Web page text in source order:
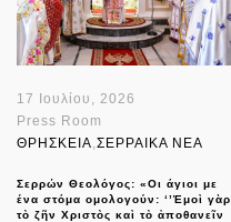
17 Ιουλίου, 2026
Press Room
ΘΡΗΣΚΕΙΑ ΣΕΡΡΑΙΚΑ ΝΕΑ
Σερρών Θεολόγος: «Οι άγιοι με
ένα στόμα ομολογούν: ‘’Ἐμοὶ γὰρ
τὸ ζῆν Χριστὸς καὶ τὸ ἀποθανεῖν